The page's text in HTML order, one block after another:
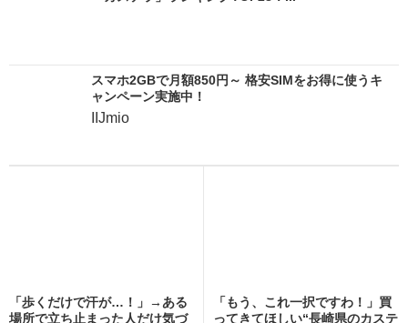
スマホ2GBで月額850円～ 格安SIMをお得に使うキ
ャンペーン実施中！
IIJmio
「歩くだけで汗が…！」→ある
場所で立ち止まった人だけ気づ
「もう、これ一択ですわ！」買
ってきてほしい“長崎県のカステ